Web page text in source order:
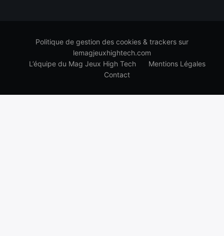
Politique de gestion des cookies & trackers sur
lemagjeuxhightech.com
L’équipe du Mag Jeux High Tech
Mentions Légales
Contact